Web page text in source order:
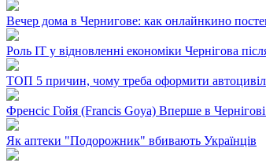
Вечер дома в Чернигове: как онлайнкино
Роль ІТ у відновленні економіки Чернігова
ТОП 5 причин, чому треба оформити
Френсіс Гойя (Francis Goya) Вперше в
Як аптеки "Подорожник" вбивають Українців